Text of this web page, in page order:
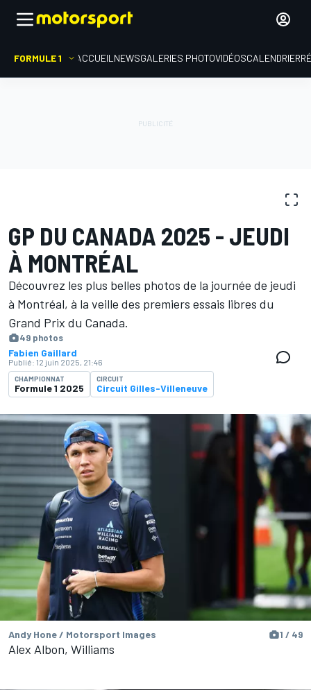
FORMULE 1 ACCUEIL NEWSGALERIES PHOTOVIDÉOSCALENDRIER
GP DU CANADA 2025 - JEUDI
À MONTRÉAL
Découvrez les plus belles photos de la journée de jeudi
à Montréal, à la veille des premiers essais libres du
Grand Prix du Canada.
49 photos
Fabien Gaillard
Publié: 12 juin 2025, 21:46
CHAMPIONNAT
Formule 1 2025
CIRCUIT
Circuit Gilles-Villeneuve
Andy Hone / Motorsport Images 1 / 49
Alex Albon, Williams